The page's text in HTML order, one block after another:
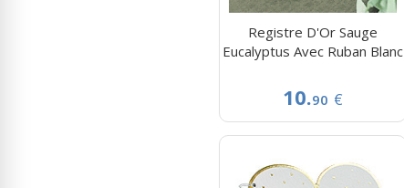
Registre D'Or Sauge
Eucalyptus Avec Ruban Blanc
10.90 €